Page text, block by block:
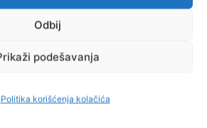
Odbij
podešavanja
Politika korišćenja kolačića